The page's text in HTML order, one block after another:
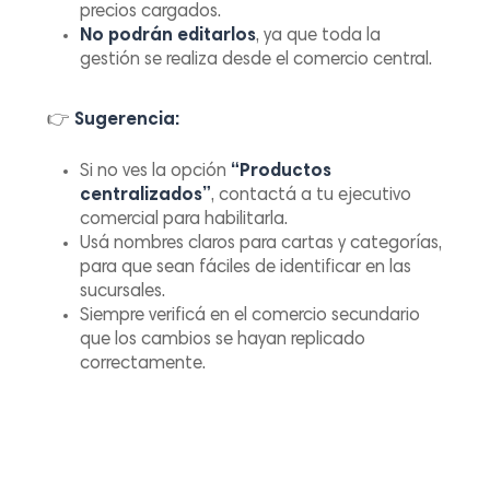
precios cargados.
No podrán editarlos, ya que toda la
gestión se realiza desde el comercio central.
👉Sugerencia:
Si no ves la opción “Productos
centralizados”, contactá a tu ejecutivo
comercial para habilitarla.
Usá nombres claros para cartas y categorías,
para que sean fáciles de identificar en las
sucursales.
Siempre verificá en el comercio secundario
que los cambios se hayan replicado
correctamente.